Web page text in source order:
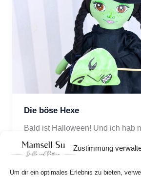
Zustimmung
Um dir ein optimales Erlebnis zu bieten,
Die böse Hexe
Bald ist Halloween! Und ich hab
ein paar gruselige Verkleidungen
wird grün!